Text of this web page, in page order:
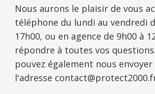
Nous aurons le plaisir de vous
téléphone du lundi au vendredi
17h00, ou en agence de 9h00 à
répondre à toutes vos
pouvez également nous
l'adresse